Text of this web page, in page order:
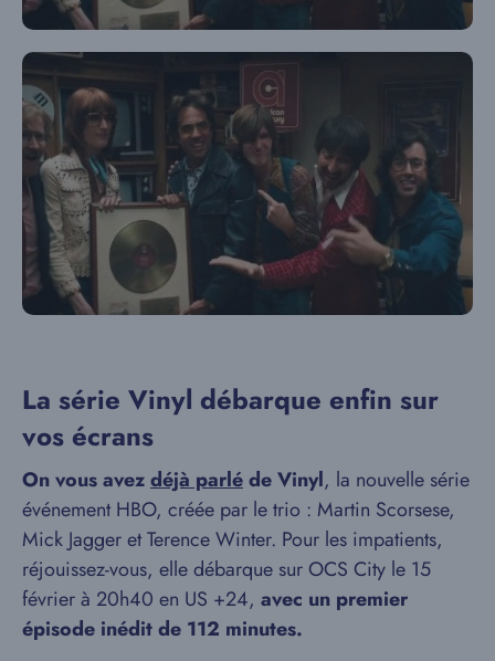
La série Vinyl débarque enfin sur
vos écrans
On vous avezdéjà parléde Vinyl, la nouvelle série
événement HBO, créée par le trio : Martin Scorsese,
Mick Jagger et Terence Winter. Pour les impatients,
réjouissez-vous, elle débarque sur OCS City le 15
février à 20h40 en US +24, avec un premier
épisode inédit de 112 minutes.